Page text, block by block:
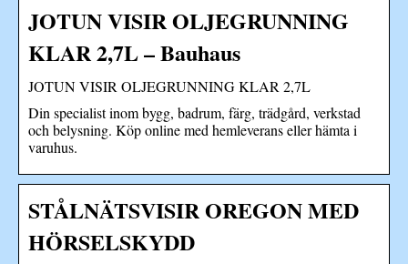
JOTUN VISIR OLJEGRUNNING
KLAR 2,7L – Bauhaus
JOTUN VISIR OLJEGRUNNING KLAR 2,7L
Din specialist inom bygg, badrum, färg, trädgård, verkstad
och belysning. Köp online med hemleverans eller hämta i
varuhus.
STÅLNÄTSVISIR OREGON MED
HÖRSELSKYDD